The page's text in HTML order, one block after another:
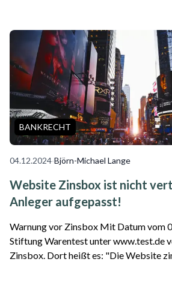
BANKRECHT
04.12.2024·Björn-Michael Lange
Website Zinsbox ist nicht
Anleger aufgepasst!
Warnung vor Zinsbox Mit Datum vom 06.09.2024 warnt die
Stiftung Warentest unter www.test.de
Zinsbox. Dort heißt es: "Die Website zinsbox.com vermittelt